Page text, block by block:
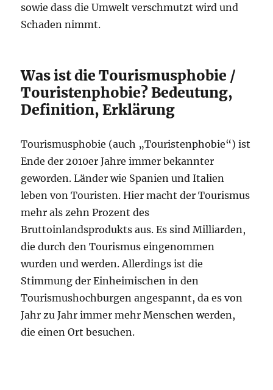
sowie dass die Umwelt verschmutzt wird und
Schaden nimmt.
Was ist die Tourismusphobie /
Touristenphobie? Bedeutung,
Definition, Erklärung
Tourismusphobie (auch „Touristenphobie“) ist
Ende der 2010er Jahre immer bekannter
geworden. Länder wie Spanien und Italien
leben von Touristen. Hier macht der Tourismus
mehr als zehn Prozent des
Bruttoinlandsprodukts aus. Es sind Milliarden,
die durch den Tourismus eingenommen
wurden und werden. Allerdings ist die
Stimmung der Einheimischen in den
Tourismushochburgen angespannt, da es von
Jahr zu Jahr immer mehr Menschen werden,
die einen Ort besuchen.